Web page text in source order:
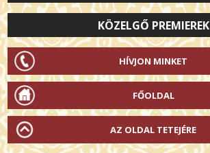
KÖZELGŐ PREMIEREK
HÍVJON MINKET
FŐOLDAL
AZ OLDAL TETEJÉRE